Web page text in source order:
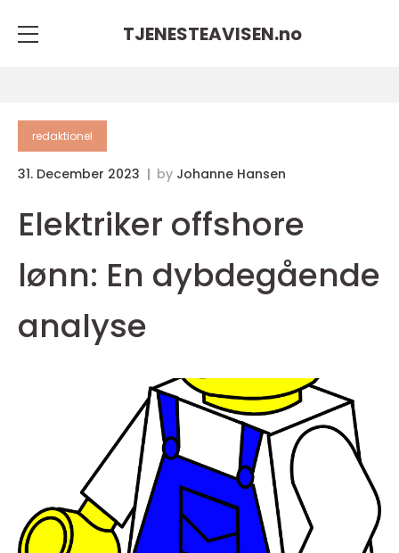
TJENESTEAVISEN.no
redaktionel
31. December 2023 by Johanne Hansen
Elektriker offshore
lønn: En dybdegående
analyse